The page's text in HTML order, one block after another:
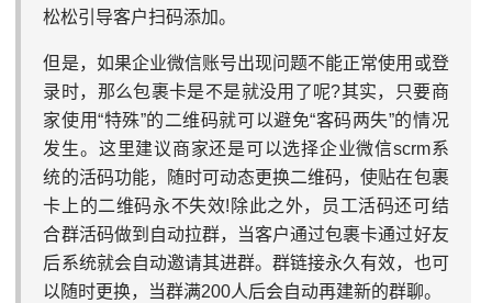
松松引导客户扫码添加。
但是，如果企业微信账号出现问题不能正常使用或登
录时，那么包裹卡是不是就没用了呢?其实，只要商
家使用“特殊”的二维码就可以避免“客码两失”的情况
发生。这里建议商家还是可以选择企业微信scrm系
统的活码功能，随时可动态更换二维码，使贴在包裹
卡上的二维码永不失效!除此之外，员工活码还可结
合群活码做到自动拉群，当客户通过包裹卡通过好友
后系统就会自动邀请其进群。群链接永久有效，也可
以随时更换，当群满200人后会自动再建新的群聊。